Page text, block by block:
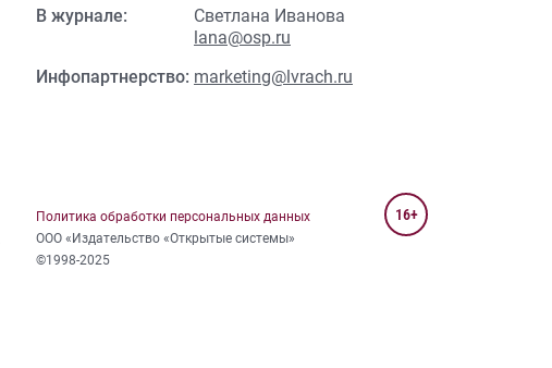
В журнале:
Светлана Иванова
lana@osp.ru
Инфопартнерство: marketing@lvrach.ru
Политика обработки персональных данных
ООО «Издательство «Открытые системы»
©1998-2025
16+